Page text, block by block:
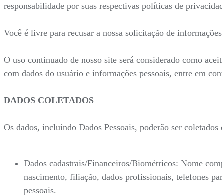
responsabilidade por suas respectivas políticas de
Você é livre para recusar a nossa solicitação de
O uso continuado de nosso site será considerado como
com dados do usuário e informações pessoais, entre em
DADOS COLETADOS
Os dados, incluindo Dados Pessoais, poderão ser
Dados cadastrais/Financeiros/Biométricos: Nome
nascimento, filiação, dados profissionais, telefones
pessoais.